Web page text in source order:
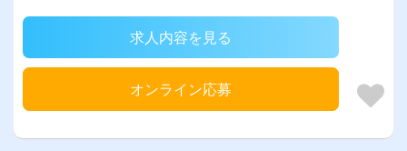
求人内容を見る
オンライン応募